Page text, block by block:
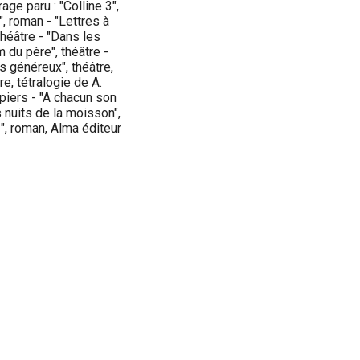
paru : "Colline 3",
roman - "Lettres à
- "Dans les
du père", théâtre -
généreux", théâtre,
tétralogie de A.
- "A chacun son
nuits de la moisson",
roman, Alma éditeur